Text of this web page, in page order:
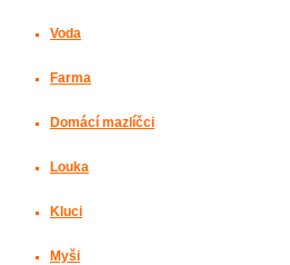
Voda
Farma
Domácí mazlíčci
Louka
Kluci
Myši